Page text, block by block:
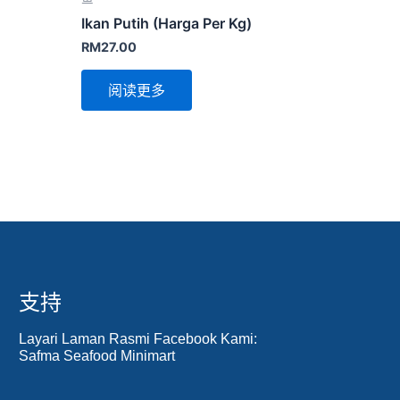
Ikan Putih (Harga Per Kg)
RM27.00
阅读更多
支持
Layari Laman Rasmi Facebook Kami:
Safma Seafood Minimart